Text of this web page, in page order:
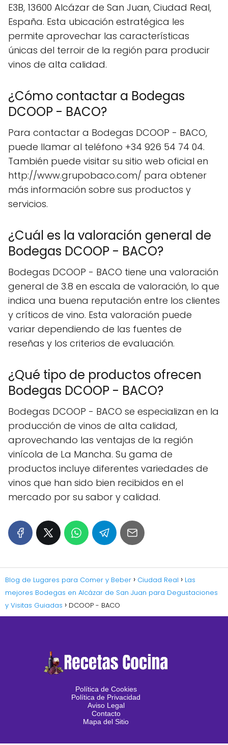
E3B, 13600 Alcázar de San Juan, Ciudad Real,
España. Esta ubicación estratégica les
permite aprovechar las características
únicas del terroir de la región para producir
vinos de alta calidad.
¿Cómo contactar a Bodegas
DCOOP - BACO?
Para contactar a Bodegas DCOOP - BACO,
puede llamar al teléfono +34 926 54 74 04.
También puede visitar su sitio web oficial en
http://www.grupobaco.com/ para obtener
más información sobre sus productos y
servicios.
¿Cuál es la valoración general de
Bodegas DCOOP - BACO?
Bodegas DCOOP - BACO tiene una valoración
general de 3.8 en escala de valoración, lo que
indica una buena reputación entre los clientes
y críticos de vino. Esta valoración puede
variar dependiendo de las fuentes de
reseñas y los criterios de evaluación.
¿Qué tipo de productos ofrecen
Bodegas DCOOP - BACO?
Bodegas DCOOP - BACO se especializan en la
producción de vinos de alta calidad,
aprovechando las ventajas de la región
vinícola de La Mancha. Su gama de
productos incluye diferentes variedades de
vinos que han sido bien recibidos en el
mercado por su sabor y calidad.
Blog de Lugares para Comer y Beber Ciudad Real
Las
mejores Bodegas en Alcázar de San Juan para Degustaciones
y Visitas Guiadas
DCOOP - BACO
Política de Cookies
Política de Privacidad
Aviso Legal
Contacto
Mapa del Sitio